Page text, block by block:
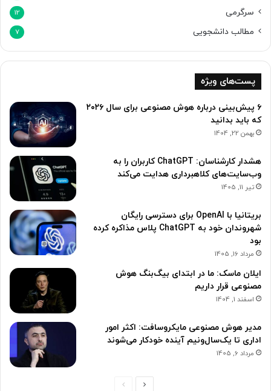
سرگرمی 12
مطالب دانشجویی 7
پست‌های ویژه
۶ پیش‌بینی درباره هوش مصنوعی برای سال ۲۰۲۶
که باید بدانید
بهمن 22, 1404
هشدار کارشناسان: ChatGPT کاربران را به
وب‌سایت‌های کلاهبرداری هدایت می‌کند
تیر 11, 1405
بریتانیا با OpenAI برای دسترسی رایگان
شهروندان خود به ChatGPT پلاس مذاکره کرده
بود
مرداد 16, 1405
ایلان ماسک: ما در ابتدای بیگ‌بنگ هوش
مصنوعی قرار داریم
اسفند 1, 1404
مدیر هوش مصنوعی مایکروسافت: اکثر امور
اداری تا یک‌سال‌و‌نیم آینده خودکار می‌شوند
مرداد 6, 1405
صفحه
صفحه